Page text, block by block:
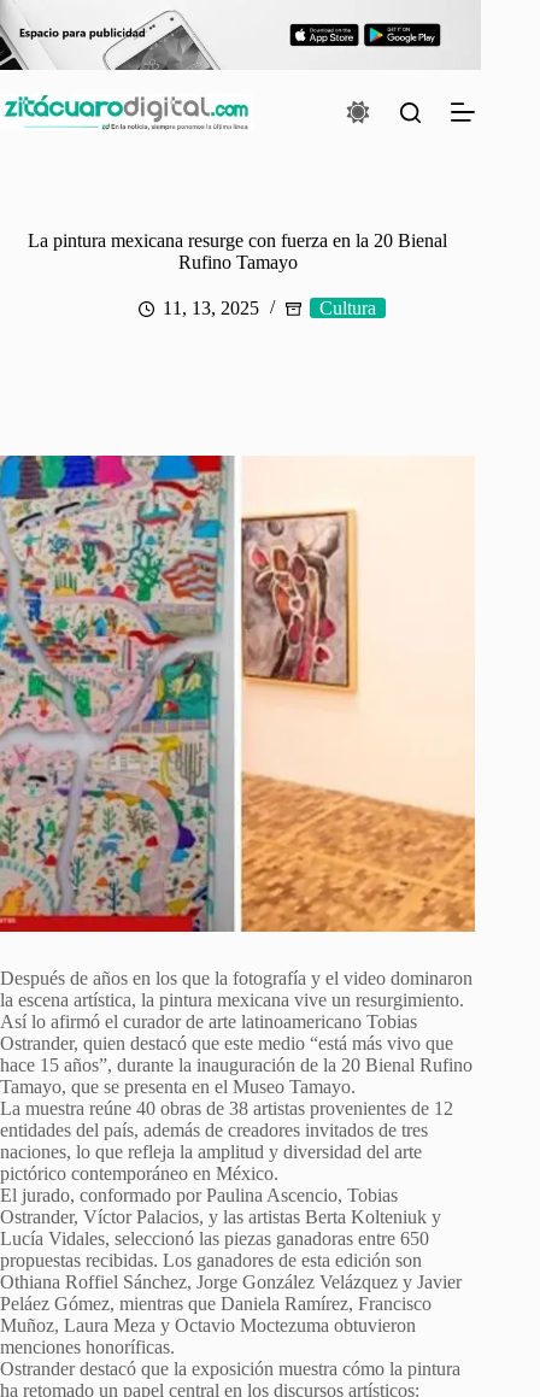
al
contenido
La pintura mexicana resurge con fuerza en la 20 Bienal
Rufino Tamayo
11, 13, 2025 Cultura
Después de años en los que la fotografía y el video dominaron
la escena artística, la pintura mexicana vive un resurgimiento.
Así lo afirmó el curador de arte latinoamericano Tobias
Ostrander, quien destacó que este medio “está más vivo que
hace 15 años”, durante la inauguración de la 20 Bienal Rufino
Tamayo, que se presenta en el Museo Tamayo.
La muestra reúne 40 obras de 38 artistas provenientes de 12
entidades del país, además de creadores invitados de tres
naciones, lo que refleja la amplitud y diversidad del arte
pictórico contemporáneo en México.
El jurado, conformado por Paulina Ascencio, Tobias
Ostrander, Víctor Palacios, y las artistas Berta Kolteniuk y
Lucía Vidales, seleccionó las piezas ganadoras entre 650
propuestas recibidas. Los ganadores de esta edición son
Othiana Roffiel Sánchez, Jorge González Velázquez y Javier
Peláez Gómez, mientras que Daniela Ramírez, Francisco
Muñoz, Laura Meza y Octavio Moctezuma obtuvieron
menciones honoríficas.
Ostrander destacó que la exposición muestra cómo la pintura
ha retomado un papel central en los discursos artísticos: